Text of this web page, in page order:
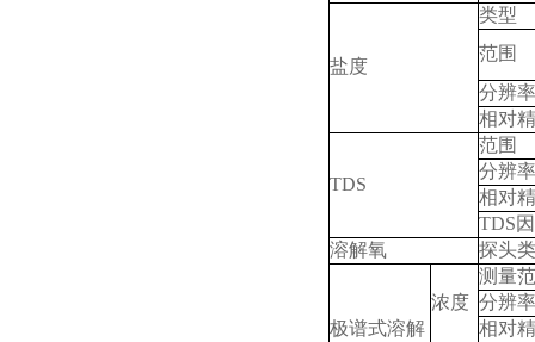
盐度
类型
范围
分辨率
相对
TDS
范围
分辨率
相对
TDS
溶解氧
探头
极谱式溶解
浓度
测量
分辨率
相对